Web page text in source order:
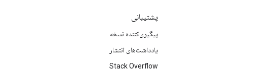
پشتیبانی
پیگیری‌کننده نسخه
یادداشت‌های انتشار
Stack Overflow